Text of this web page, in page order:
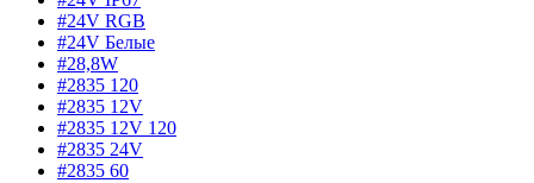
#24V RGB
#24V Белые
#28,8W
#2835 120
#2835 12V
#2835 12V 120
#2835 24V
#2835 60